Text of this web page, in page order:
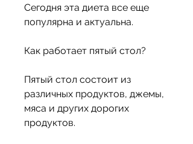
Сегодня эта диета все еще
популярна и актуальна.
Как работает пятый стол?
Пятый стол состоит из
различных продуктов, джемы,
мяса и других дорогих
продуктов.